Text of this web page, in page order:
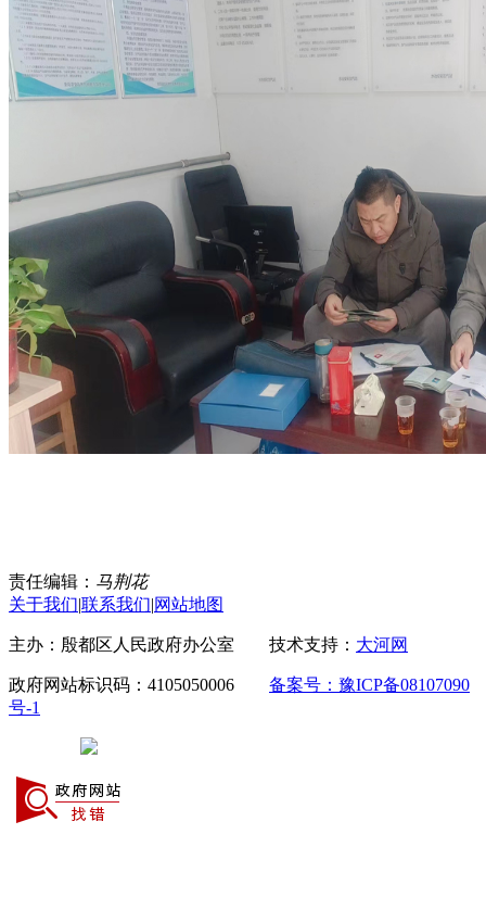
责任编辑： 马荆花
关于我们|联系我们|网站地图
主办：殷都区人民政府办公室 技术支持： 大河网
政府网站标识码：4105050006 备案号：豫ICP备08107090
号-1